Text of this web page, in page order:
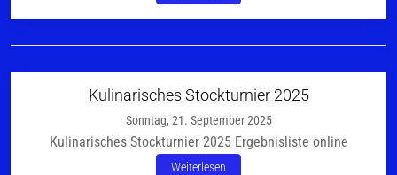
Kulinarisches Stockturnier 2025
Sonntag, 21. September 2025
Kulinarisches Stockturnier 2025 Ergebnisliste online
Weiterlesen